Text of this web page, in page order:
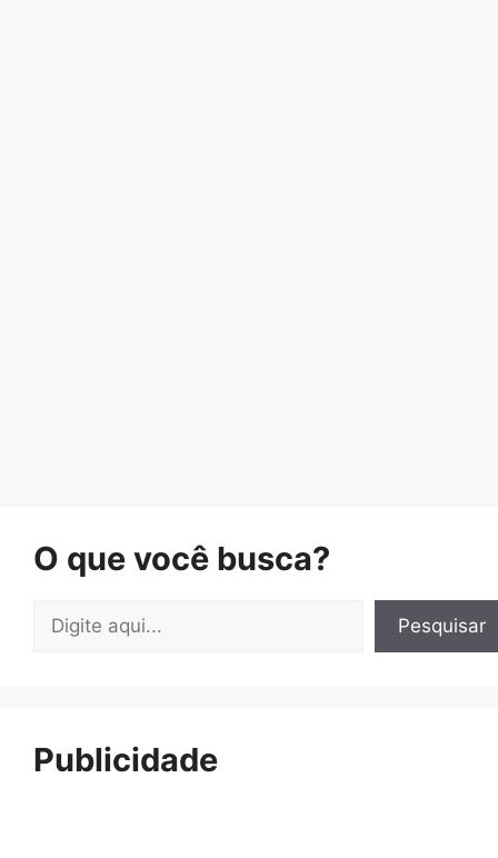
O que você busca?
Pesquisar Pesquisar
Publicidade